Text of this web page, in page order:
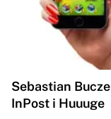
Sebastian
InPost i Huuuge